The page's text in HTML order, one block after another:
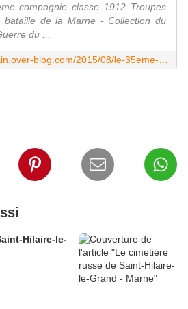
compagnie classe 1912 Troupes
bataille de la Marne - Collection du
du ...
Hilaire-le-